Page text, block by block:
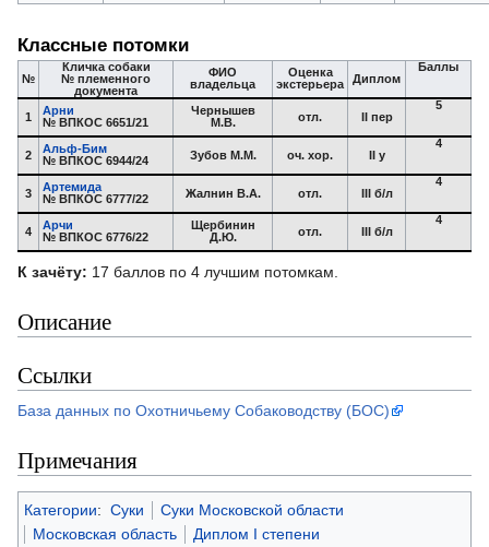
Классные потомки
№
Кличка собаки
№ племенного
документа
ФИО
владельца
Оценка
экстерьера
Диплом
Баллы
1
Арни
№ ВПКОС 6651/21
Чернышев
М.В.
отл. II пер
5
2
Альф-Бим
№ ВПКОС 6944/24
Зубов М.М. оч. хор. II у
4
3
Артемида
№ ВПКОС 6777/22
Жалнин В.А. отл. III б/л
4
4
Арчи
№ ВПКОС 6776/22
Щербинин
Д.Ю.
отл. III б/л
4
К зачёту: 17 баллов по 4 лучшим потомкам.
Описание
Ссылки
База данных по Охотничьему Собаководству (БОС)
Примечания
Категории: Суки
Суки Московской области
Московская область
Диплом I степени